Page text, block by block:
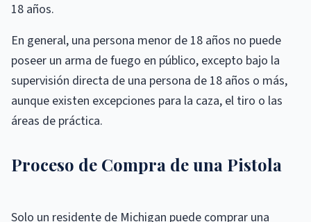
18 años.
En general, una persona menor de 18 años no puede
poseer un arma de fuego en público, excepto bajo la
supervisión directa de una persona de 18 años o más,
aunque existen excepciones para la caza, el tiro o las
áreas de práctica.
Proceso de Compra de una Pistola
Solo un residente de Michigan puede comprar una